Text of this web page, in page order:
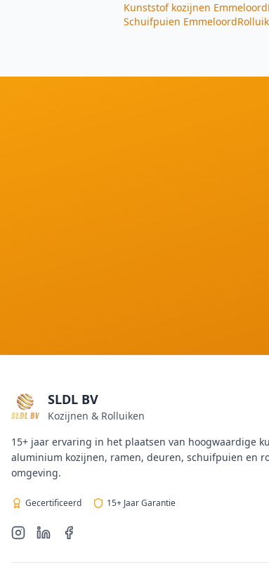
Kunststof kozijnen Emmeloord
Schuifpuien Emmeloord
SLDL BV
Kozijnen & Rolluiken
15+ jaar ervaring in het plaatsen van hoogwaardige
aluminium kozijnen, ramen, deuren, schuifpuien en
omgeving.
Gecertificeerd 15+ Jaar Garantie